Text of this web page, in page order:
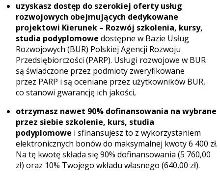
uzyskasz dostęp do szerokiej oferty usług
rozwojowych obejmujących dedykowane
projektowi Kierunek – Rozwój szkolenia, kursy,
studia podyplomowe dostępne w Bazie Usług
Rozwojowych (BUR) Polskiej Agencji Rozwoju
Przedsiębiorczości (PARP). Usługi rozwojowe w BUR
są świadczone przez podmioty zweryfikowane
przez PARP i są oceniane przez użytkowników BUR,
co stanowi gwarancję ich jakości,
otrzymasz nawet 90% dofinansowania na wybrane
przez siebie szkolenie, kurs, studia
podyplomowe i sfinansujesz to z wykorzystaniem
elektronicznych bonów do maksymalnej kwoty 6 400 zł.
Na tę kwotę składa się 90% dofinansowania (5 760,00
zł) oraz 10% Twojego wkładu własnego (640,00 zł).